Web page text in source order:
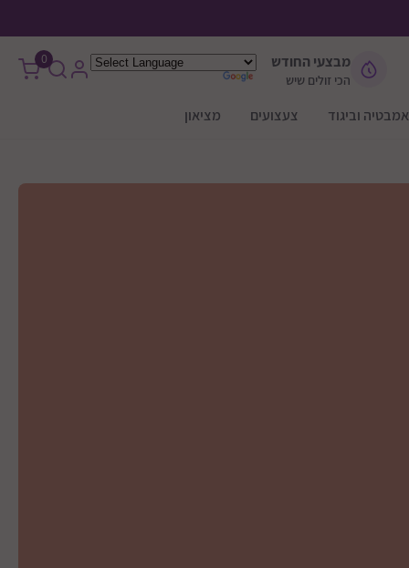
אמבטיה וביגוד צעצועים מציאון
מבצעי החודש
הכי זולים שיש
0